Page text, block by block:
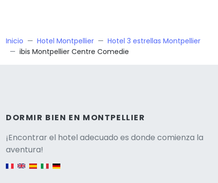
Inicio Hotel Montpellier
Hotel 3 estrellas Montpellier
ibis Montpellier Centre Comedie
DORMIR BIEN EN MONTPELLIER
¡Encontrar el hotel adecuado es donde comienza la
aventura!
English version